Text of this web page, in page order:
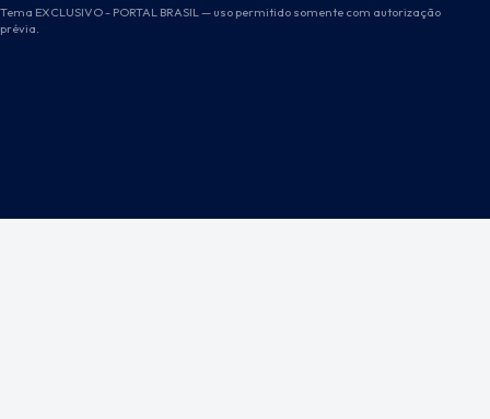
Tema EXCLUSIVO - PORTAL BRASIL — uso permitido somente com autorização
prévia.